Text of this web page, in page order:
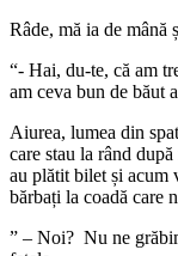
Râde, mă ia de mână
“- Hai, du-te, că am
am ceva bun de băut
Aiurea, lumea din
care stau la rând
au plătit bilet și acum
bărbați la coadă care
” – Noi? Nu ne